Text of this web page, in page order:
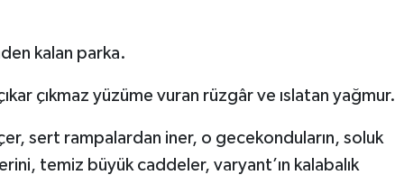
kalan parka.
çıkmaz yüzüme vuran rüzgâr ve ıslatan yağmur.
sert rampalardan iner, o gecekonduların, soluk
temiz büyük caddeler, varyant’ın kalabalık